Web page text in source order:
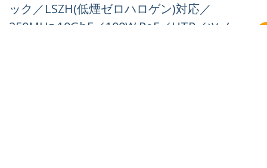
ック／LSZH(低煙ゼロハロゲン)対応／
250MHz 10GbE／100W PoE／UTP／ツメ